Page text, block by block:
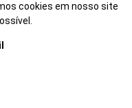
cookies em nosso site